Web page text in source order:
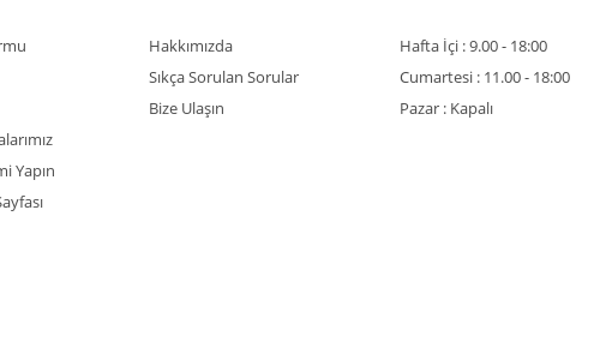
Yapın
Hakkımızda
Sıkça Sorulan Sorular
Bize Ulaşın
Hafta İçi : 9.00 - 18:00
Cumartesi : 11.00 - 18:00
Pazar : Kapalı